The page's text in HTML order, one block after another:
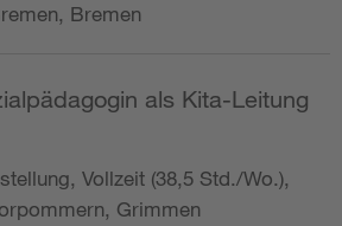
Bremen
als Kita-Leitung
Vollzeit (38,5 Std./Wo.),
Grimmen